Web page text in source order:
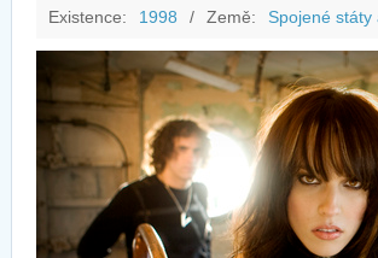
Existence: 1998 / Země: Spojené státy